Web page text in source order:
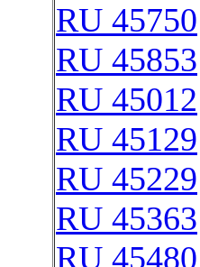
RU 45750
RU 45853
RU 45012
RU 45129
RU 45229
RU 45363
RU 45480